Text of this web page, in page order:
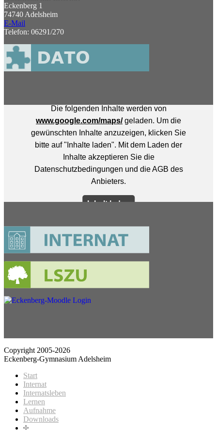
Eckenberg 1
74740 Adelsheim
E-Mail
Telefon: 06291/270
Copyright 2005-2026
Eckenberg-Gymnasium Adelsheim
Start
Internat
Internatsleben
Lernen
Aufnahme
Downloads